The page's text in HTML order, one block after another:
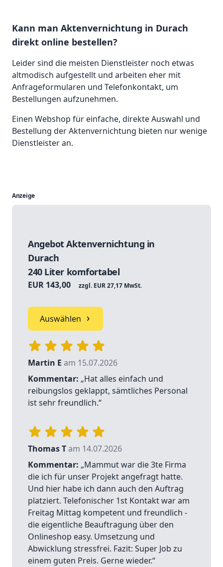
Kann man Aktenvernichtung in Durach
direkt online bestellen?
Leider sind die meisten Dienstleister noch etwas
altmodisch aufgestellt und arbeiten eher mit
Anfrageformularen und Telefonkontakt, um
Bestellungen aufzunehmen.
Einen Webshop für einfache, direkte Auswahl und
Bestellung der Aktenvernichtung bieten nur wenige
Dienstleister an.
Anzeige
Angebot Aktenvernichtung in
Durach
240 Liter komfortabel
EUR 143,00 zzgl. EUR 27,17 MwSt.
Auswählen
Martin E am 15.07.2026
Kommentar: „Hat alles einfach und
reibungslos geklappt, sämtliches Personal
ist sehr freundlich.“
Thomas Tam 14.07.2026
Kommentar: „Mammut war die 3te Firma
die ich für unser Projekt angefragt hatte.
Und hier habe ich dann auch den Auftrag
platziert. Telefonischer 1st Kontakt war am
Freitag Mittag kompetent und freundlich -
die eigentliche Beauftragung über den
Onlineshop easy. Umsetzung und
Abwicklung stressfrei. Fazit: Super Job zu
einem guten Preis. Gerne wieder.“